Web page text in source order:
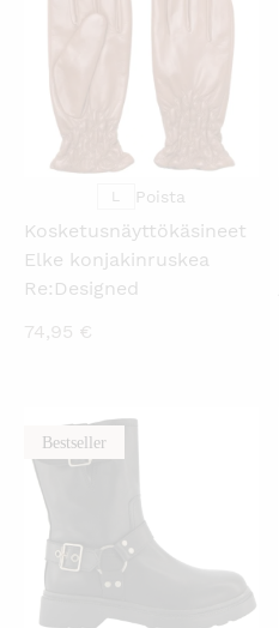
L Poista
Kosketusnäyttökäsineet
Elke konjakinruskea
Re:Designed
74,95 €
BestsellerKATSO PIKANÄKYMÄ